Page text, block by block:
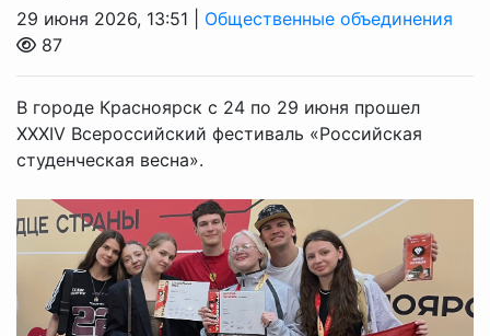
29 июня 2026, 13:51 | Общественные объединения
87
В городе Красноярск с 24 по 29 июня прошел
XXXIV Всероссийский фестиваль «Российская
студенческая весна».